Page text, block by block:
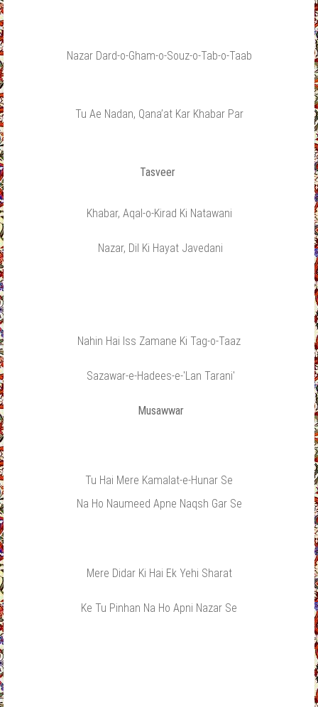
Nazar Dard-o-Gham-o-Souz-o-Tab-o-Taab
Tu Ae Nadan, Qana’at Kar Khabar Par
Tasveer
Khabar, Aqal-o-Kirad Ki Natawani
Nazar, Dil Ki Hayat Javedani
Nahin Hai Iss Zamane Ki Tag-o-Taaz
Sazawar-e-Hadees-e-'Lan Tarani'
Musawwar
Tu Hai Mere Kamalat-e-Hunar Se
Na Ho Naumeed Apne Naqsh Gar Se
Mere Didar Ki Hai Ek Yehi Sharat
Ke Tu Pinhan Na Ho Apni Nazar Se